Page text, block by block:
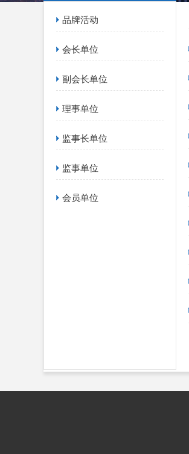
品牌活动
会长单位
副会长单位
理事单位
监事长单位
监事单位
会员单位